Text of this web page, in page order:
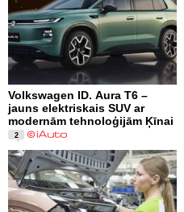
Volkswagen ID. Aura T6 –
jauns elektriskais SUV ar
modernām tehnoloģijām Ķīnai
2